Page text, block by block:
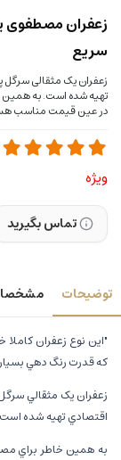
زعفران مصطفوی
سریع
زعفران یک مثقالی سرگل
تهیه شده است. به همین
در عین قیمت مناسب
ویژه
تماس بگیرید
توضیحات
"اين نوع زعفران
که قدرت رنگ دهي
زعفران يک مثقالي
اقتصادي تهيه شده
به همين خاطر براي